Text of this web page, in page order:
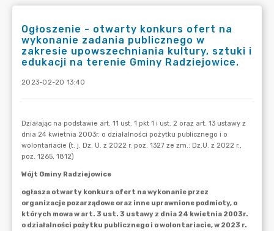
Ogłoszenie - otwarty konkurs ofert na
wykonanie zadania publicznego w
zakresie upowszechniania kultury, sztuki i
edukacji na terenie Gminy Radziejowice.
2023-02-20 13:40